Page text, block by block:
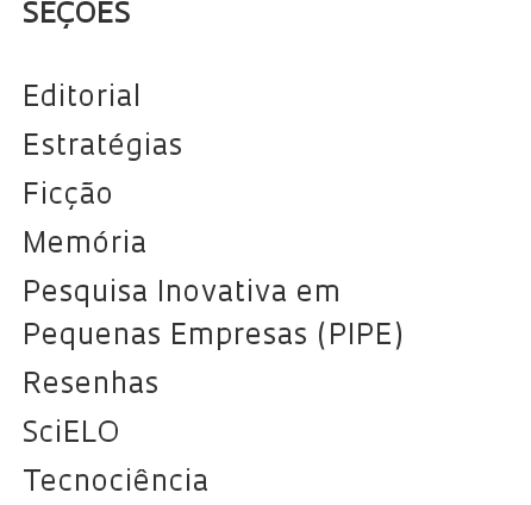
SEÇÕES
Editorial
Estratégias
Ficção
Memória
Pesquisa Inovativa em
Pequenas Empresas (PIPE)
Resenhas
SciELO
Tecnociência